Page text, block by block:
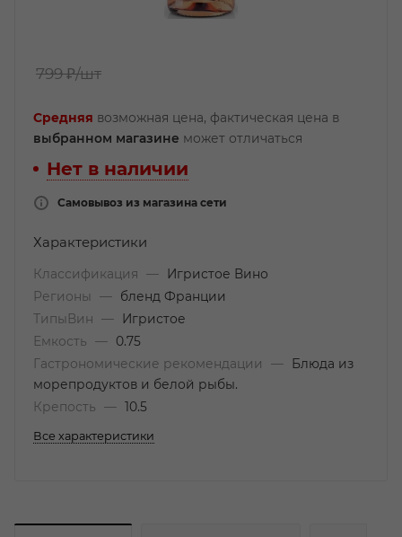
799 ₽/шт
Средняя возможная цена, фактическая цена в
выбранном магазине может отличаться
Нет в наличии
Самовывоз из магазина сети
Характеристики
Классификация —
Игристое Вино
Регионы
—
бленд Франции
ТипыВин
—
Игристое
Емкость
—
0.75
Гастрономические рекомендации
—
Блюда из
морепродуктов и белой рыбы.
Крепость
— 10.5
Все характеристики